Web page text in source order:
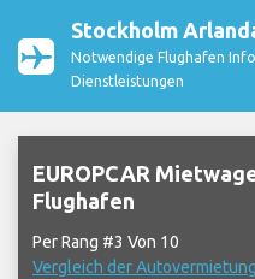
Stockholm
Notwendige Flughafen
Dienstleistungen
EUROPCAR
Flughafen
Per Rang #3 Von 10
Vergleich der